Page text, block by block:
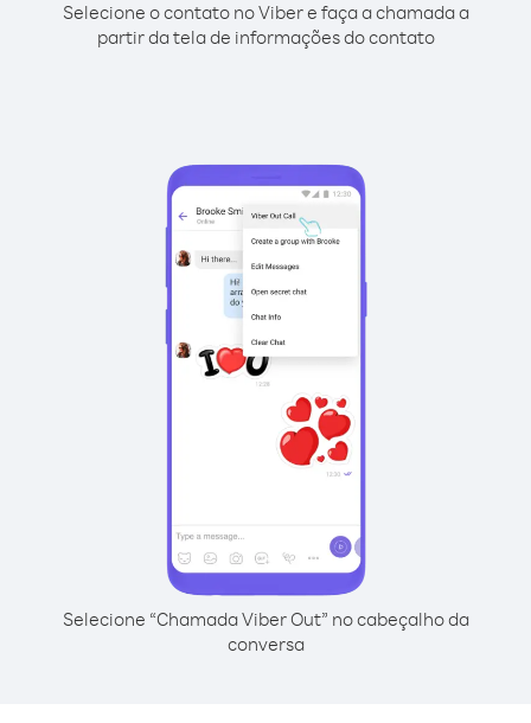
Selecione o contato no Viber e faça a chamada a
partir da tela de informações do contato
Selecione “Chamada Viber Out” no cabeçalho da
conversa